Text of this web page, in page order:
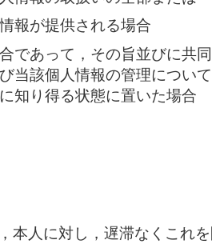
報が提供される場合
であって，その旨並びに共
当該個人情報の管理につい
知り得る状態に置いた場合
人に対し，遅滞なくこれ